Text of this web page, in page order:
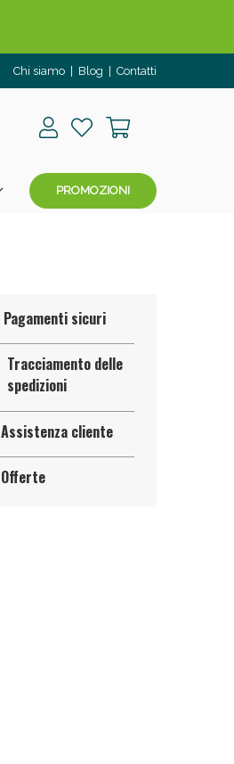
Chi siamo Blog Contatti
PROMOZIONI
Pagamenti sicuri
Tracciamento delle
spedizioni
Assistenza cliente
Offerte